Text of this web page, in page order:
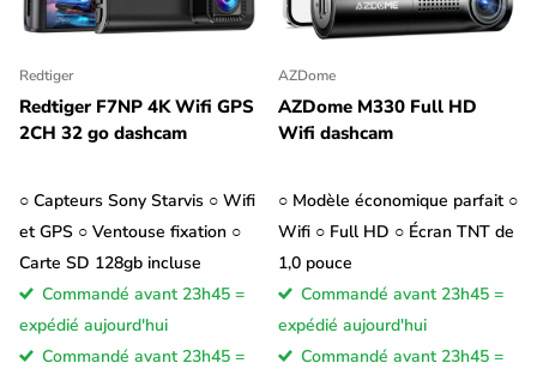
Redtiger
Redtiger F7NP 4K Wifi GPS
2CH 32 go dashcam
○ Capteurs Sony Starvis ○ Wifi
et GPS ○ Ventouse fixation ○
Carte SD 128gb incluse
Commandé avant 23h45 =
expédié aujourd'hui
Commandé avant 23h45 =
AZDome
AZDome M330 Full HD
Wifi dashcam
○ Modèle économique parfait ○
Wifi ○ Full HD ○ Écran TNT de
1,0 pouce
Commandé avant 23h45 =
expédié aujourd'hui
Commandé avant 23h45 =